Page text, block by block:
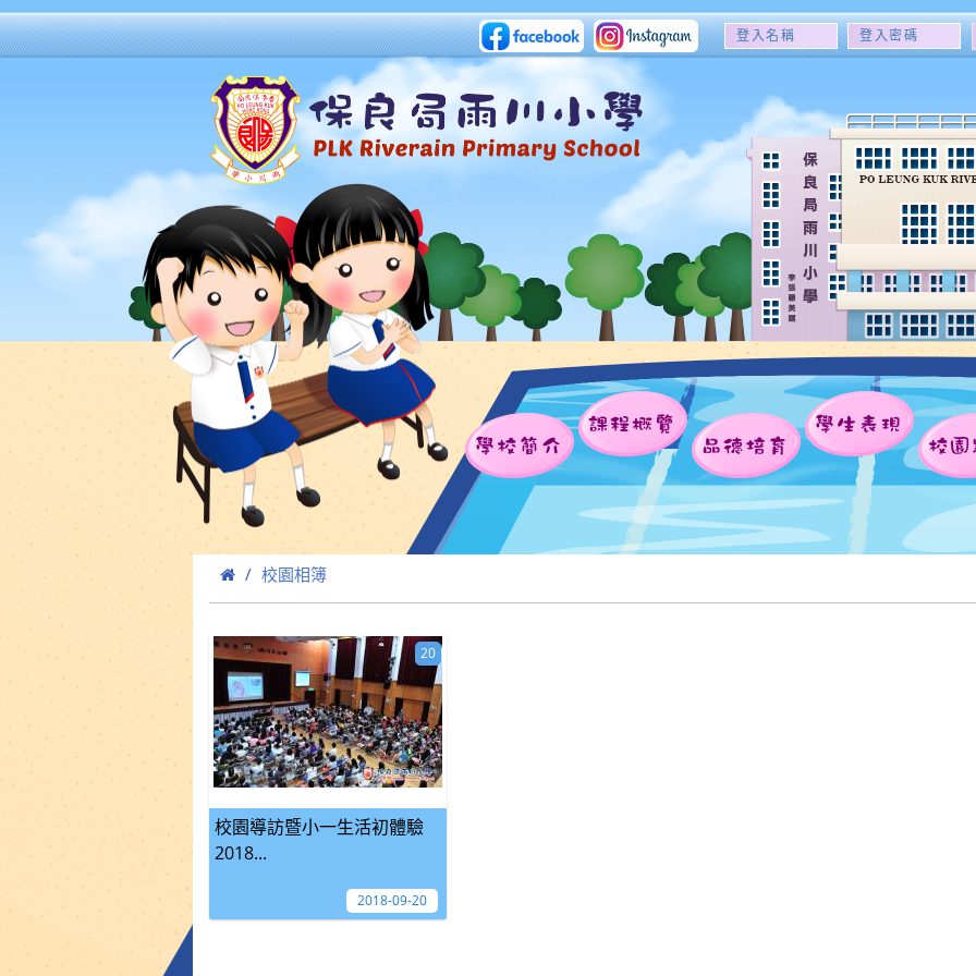
登
名
稱
登
密
碼
學校簡介
課程概覽
品德培育
學生表現
校
校園相簿
校園導訪暨小一生活初體驗
2018...
20
2018-09-20